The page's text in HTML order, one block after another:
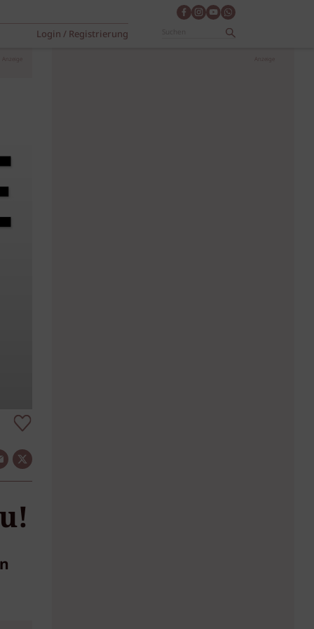
Login / Registrierung
Anzeige Anzeige